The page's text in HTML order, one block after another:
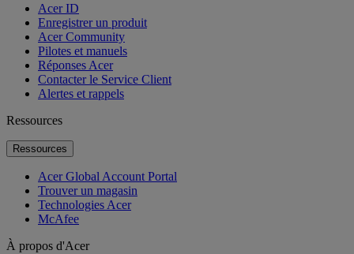
Acer ID
Enregistrer un produit
Acer Community
Pilotes et manuels
Réponses Acer
Contacter le Service Client
Alertes et rappels
Ressources
Ressources
Acer Global Account Portal
Trouver un magasin
Technologies Acer
McAfee
À propos d'Acer